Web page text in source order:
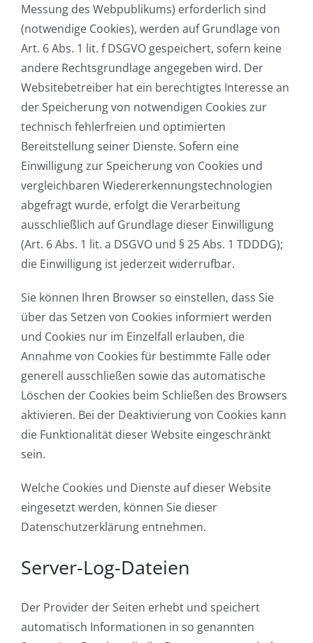
Messung des Webpublikums) erforderlich sind
(notwendige Cookies), werden auf Grundlage von
Art. 6 Abs. 1 lit. f DSGVO gespeichert, sofern keine
andere Rechtsgrundlage angegeben wird. Der
Websitebetreiber hat ein berechtigtes Interesse an
der Speicherung von notwendigen Cookies zur
technisch fehlerfreien und optimierten
Bereitstellung seiner Dienste. Sofern eine
Einwilligung zur Speicherung von Cookies und
vergleichbaren Wiedererkennungstechnologien
abgefragt wurde, erfolgt die Verarbeitung
ausschließlich auf Grundlage dieser Einwilligung
(Art. 6 Abs. 1 lit. a DSGVO und § 25 Abs. 1 TDDDG);
die Einwilligung ist jederzeit widerrufbar.
Sie können Ihren Browser so einstellen, dass Sie
über das Setzen von Cookies informiert werden
und Cookies nur im Einzelfall erlauben, die
Annahme von Cookies für bestimmte Fälle oder
generell ausschließen sowie das automatische
Löschen der Cookies beim Schließen des Browsers
aktivieren. Bei der Deaktivierung von Cookies kann
die Funktionalität dieser Website eingeschränkt
sein.
Welche Cookies und Dienste auf dieser Website
eingesetzt werden, können Sie dieser
Datenschutzerklärung entnehmen.
Server-Log-Dateien
Der Provider der Seiten erhebt und speichert
automatisch Informationen in so genannten